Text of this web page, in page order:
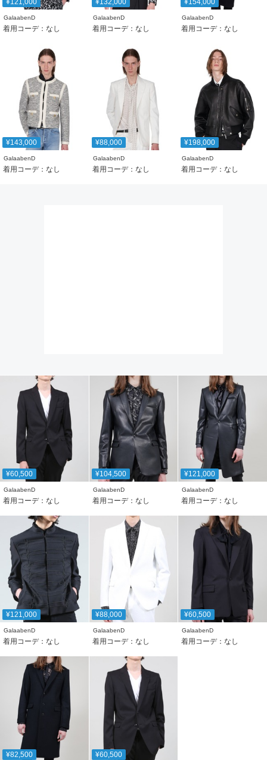
¥121,000
GalaabenD
着用コーデ：なし
¥132,000
GalaabenD
着用コーデ：なし
¥154,000
GalaabenD
着用コーデ：なし
¥143,000
GalaabenD
着用コーデ：なし
¥88,000
GalaabenD
着用コーデ：なし
¥198,000
GalaabenD
着用コーデ：なし
¥60,500
GalaabenD
着用コーデ：なし
¥104,500
GalaabenD
着用コーデ：なし
¥121,000
GalaabenD
着用コーデ：なし
¥121,000
GalaabenD
着用コーデ：なし
¥88,000
GalaabenD
着用コーデ：なし
¥60,500
GalaabenD
着用コーデ：なし
¥82,500 ¥60,500